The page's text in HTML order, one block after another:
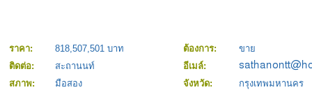
ราคา: 818,507,501 บาท ต้องการ:
ขาย
ติดต่อ:
สะถานนท์
อีเมล์:
สภาพ:
มือสอง จังหวัด:
กรุงเทพมหานคร